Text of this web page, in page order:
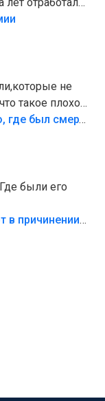
не
такое плохо!
же
«Попал на пику»: СК показал место, где был смертельно травмирован ребенок в Тольятти
были его
В Тольятти охранника подозревают в причинении смерти ребенку